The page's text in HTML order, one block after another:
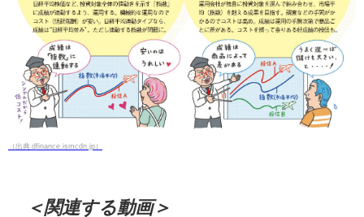
（出典 dfinance.ismcdn.jp）
＜関連する動画＞